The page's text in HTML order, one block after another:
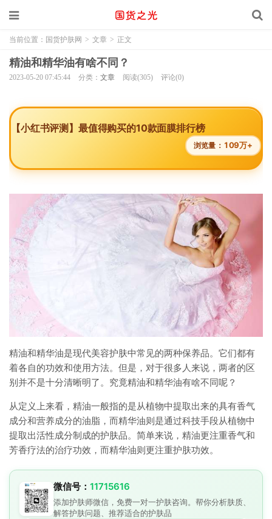
当前位置： 国货护肤网 > 文章 > 正文
精油和精华油有啥不同？
2023-05-20 07:45:44 分类： 文章 阅读(305) 评论(0)
【小红书评测】最值得购买的10款面膜排行榜
浏览量： 109万+
精油和精华油是现代美容护肤中常见的两种保养品。它们都有
着各自的功效和使用方法。但是，对于很多人来说，两者的区
别并不是十分清晰明了。究竟精油和精华油有啥不同呢？
从定义上来看，精油一般指的是从植物中提取出来的具有香气
成分和营养成分的油脂，而精华油则是通过科技手段从植物中
提取出活性成分制成的护肤品。简单来说，精油更注重香气和
芳香疗法的治疗功效，而精华油则更注重护肤功效。
微信号： 11715616
添加护肤师微信，免费一对一护肤咨询。帮你分析肤质、
解答护肤问题、推荐适合的护肤品